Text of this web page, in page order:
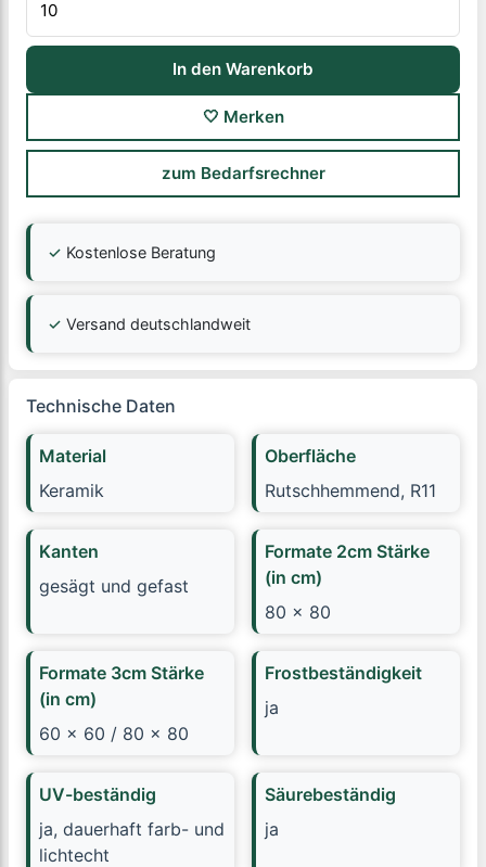
In den Warenkorb
🤍 Merken
zum Bedarfsrechner
✓ Kostenlose Beratung
✓ Versand deutschlandweit
Technische Daten
Material
Keramik
Oberfläche
Rutschhemmend, R11
Kanten
gesägt und gefast
Formate 2cm Stärke
(in cm)
80 x 80
Formate 3cm Stärke
(in cm)
60 x 60 / 80 x 80
Frostbeständigkeit
ja
UV-beständig
ja, dauerhaft farb- und
lichtecht
Säurebeständig
ja